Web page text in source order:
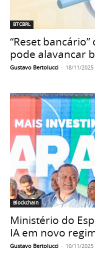
BTCBRL
“Reset
pode alavancar
Gustavo Bertolucci - 18/11/2025
Blockchain
Ministério do
IA em novo
Gustavo Bertolucci - 10/11/2025